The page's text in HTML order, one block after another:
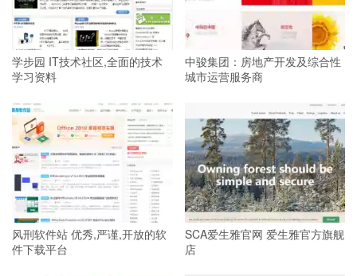
学步园 IT技术社区,全面的技术
学习资料
中骏集团：房地产开发及综合性
城市运营服务商
风刑软件站 优秀,严谨,开放的软
件下载平台
SCA爱生雅官网 爱生雅官方旗舰
店